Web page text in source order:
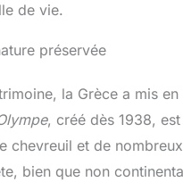
de vie.
préservée
la Grèce a mis
, créé dès 1938,
chevreuil et de
bien que non